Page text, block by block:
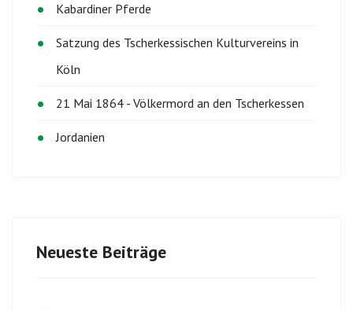
Kabardiner Pferde
Satzung des Tscherkessischen Kulturvereins in
Köln
21 Mai 1864 - Völkermord an den Tscherkessen
Jordanien
Neueste Beiträge